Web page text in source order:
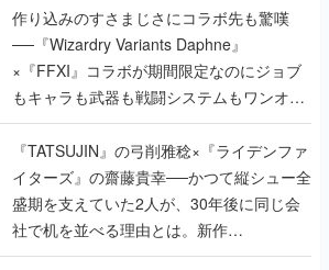
作り込みのすさまじさにコラボ先も驚嘆
──『Wizardry Variants Daphne』
×『FFXI』コラボが期間限定なのにジョブ
もキャラも武器も戦闘システムもワンオフ
で作り込まれた理由を両ディレクターに聞
く
『TATSUJIN』の弓削雅稔×『ライデンファ
イターズ』の齋藤貴幸──かつて縦シュー全
盛期を支えていた2人が、30年後に同じ会
社で机を並べる理由とは。新作
『TATSUJIN EXTREME』で初タッグを組